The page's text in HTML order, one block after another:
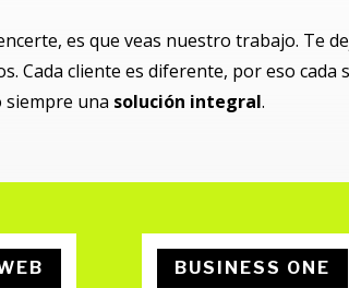
es que veas nuestro trabajo. Te
Cada cliente es diferente, por eso cada
siempre una solución integral.
BUSINESS ONE